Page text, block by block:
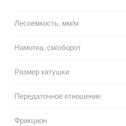
Лесоемкость, мм/м
Намотка, см/оборот
Размер катушки
Передаточное отношение
Фрикцион